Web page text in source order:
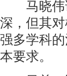
马晓伟说
深，但其
强多学科
本要求。